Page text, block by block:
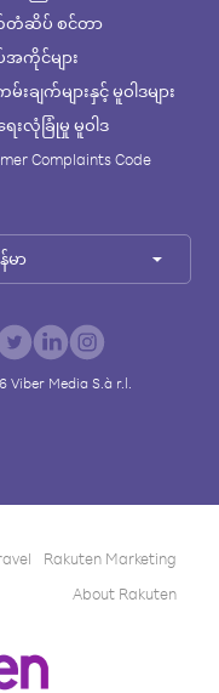
ဆိပ် စင်တာ
ကိုင်များ
းချက်များနှင့် မူဝါဒများ
းလုံခြုံမှု မူဝါဒ
Complaints Code
န်မာ
Viber Media S.à r.l.
Rakuten Marketing
About Rakuten